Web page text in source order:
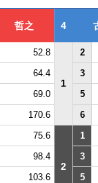
哲之 4
52.8
1
2
64.4 3
69.0 5
170.6 6
75.6
2
1
98.4 3
103.6 5